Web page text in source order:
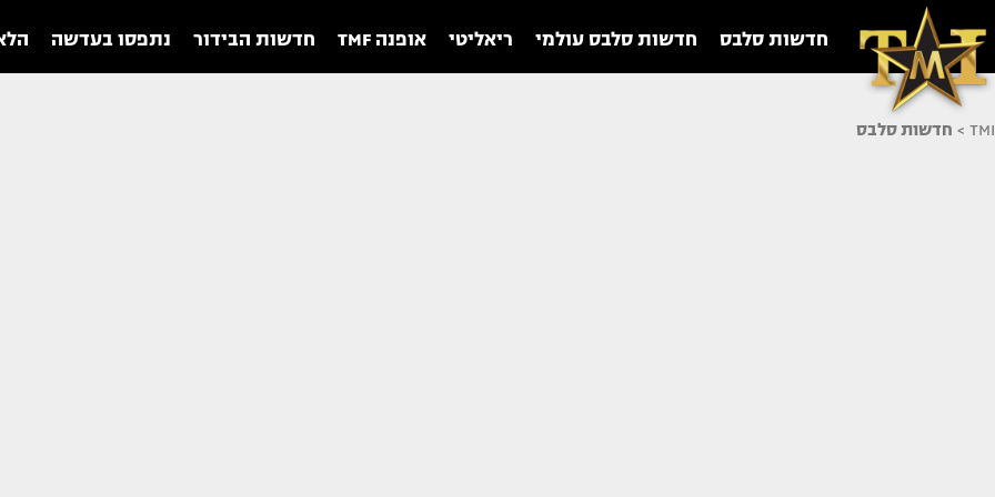
חדשות סלבס חדשות סלבס עולמי ריאליטי אופנה TMF חדשות הבידור נתפסו בעדשה
TMI
> חדשות סלבס